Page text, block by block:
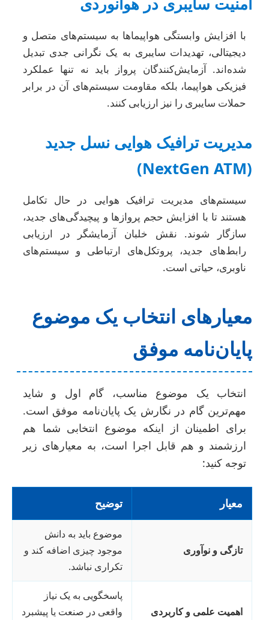
با افزایش وابستگی هواپیماها به سیستم‌های متصل و
دیجیتالی، تهدیدات سایبری به یک نگرانی جدی تبدیل
شده‌اند. آزمایش‌کنندگان پرواز باید نه تنها عملکرد
فیزیکی هواپیما، بلکه مقاومت سیستم‌های آن در برابر
حملات سایبری را نیز ارزیابی کنند.
مدیریت ترافیک هوایی نسل جدید
(NextGen ATM)
سیستم‌های مدیریت ترافیک هوایی در حال تکامل
هستند تا با افزایش حجم پروازها و پیچیدگی‌های جدید،
سازگار شوند. نقش خلبان آزمایشگر در ارزیابی
رابط‌های جدید، پروتکل‌های ارتباطی و سیستم‌های
ناوبری، حیاتی است.
معیارهای انتخاب یک موضوع
پایان‌نامه موفق
انتخاب یک موضوع مناسب، گام اول و شاید
مهم‌ترین گام در نگارش یک پایان‌نامه موفق است.
برای اطمینان از اینکه موضوع انتخابی شما هم
ارزشمند و هم قابل اجرا است، به معیارهای زیر
توجه کنید:
معیار توضیح
تازگی و نوآوری
موضوع باید به دانش
موجود چیزی اضافه کند و
تکراری نباشد.
اهمیت علمی و کاربردی
پاسخگویی به یک نیاز
واقعی در صنعت یا پیشبرد